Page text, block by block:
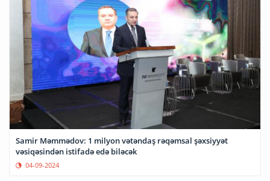
Samir Məmmədov: 1 milyon vətəndaş rəqəmsal şəxsiyyət
vəsiqəsindən istifadə edə biləcək
04-09-2024